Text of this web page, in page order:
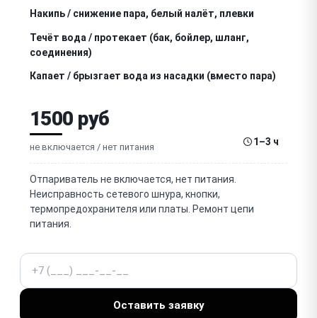
Накипь / снижение пара, белый налёт, плевки
Течёт вода / протекает (бак, бойлер, шланг,
соединения)
Капает / брызгает вода из насадки (вместо пара)
шланге (напольный)
Не работает кнопка подачи пара
Не работает / шумит насос подачи воды
(напольный)
Перегревается / срабатывает термозащита /
отключается
Засорилась / загрязнилась паровая насадка
(отверстия)
1500 руб
не включается / нет питания 1–3 ч
Отпариватель не включается, нет питания.
Неисправность сетевого шнура, кнопки,
термопредохранителя или платы. Ремонт цепи
питания.
Телефон
Оставить заявку